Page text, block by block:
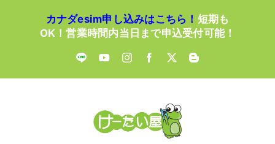
カナダesim申し込みはこちら！ 短期も
OK！営業時間内当日まで申込受付可能！
LINE YouTubeInstagramFacebook
X Blogger